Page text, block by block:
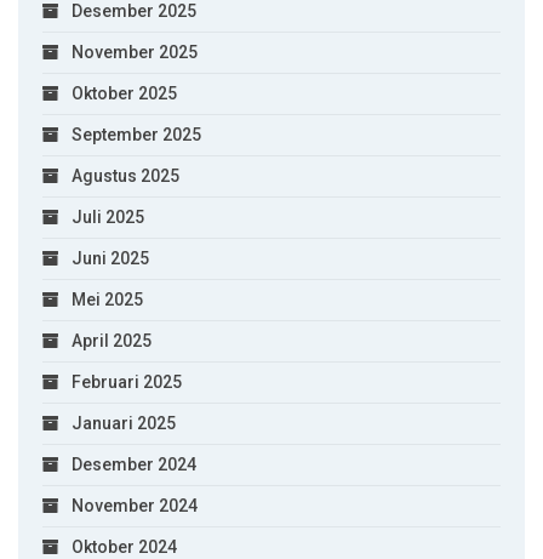
Desember 2025
November 2025
Oktober 2025
September 2025
Agustus 2025
Juli 2025
Juni 2025
Mei 2025
April 2025
Februari 2025
Januari 2025
Desember 2024
November 2024
Oktober 2024